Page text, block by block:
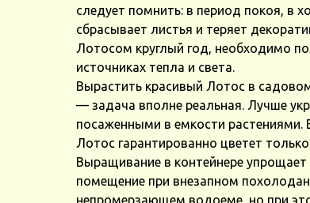
следует помнить: в период покоя, в
сбрасывает листья и теряет
Лотосом круглый год, необходимо
источниках тепла и света.
Вырастить красивый Лотос в
— задача вполне реальная. Лучше
посаженными в емкости
Лотос гарантированно цветет
Выращивание в контейнере
помещение при внезапном
непромерзающем водоеме, но при